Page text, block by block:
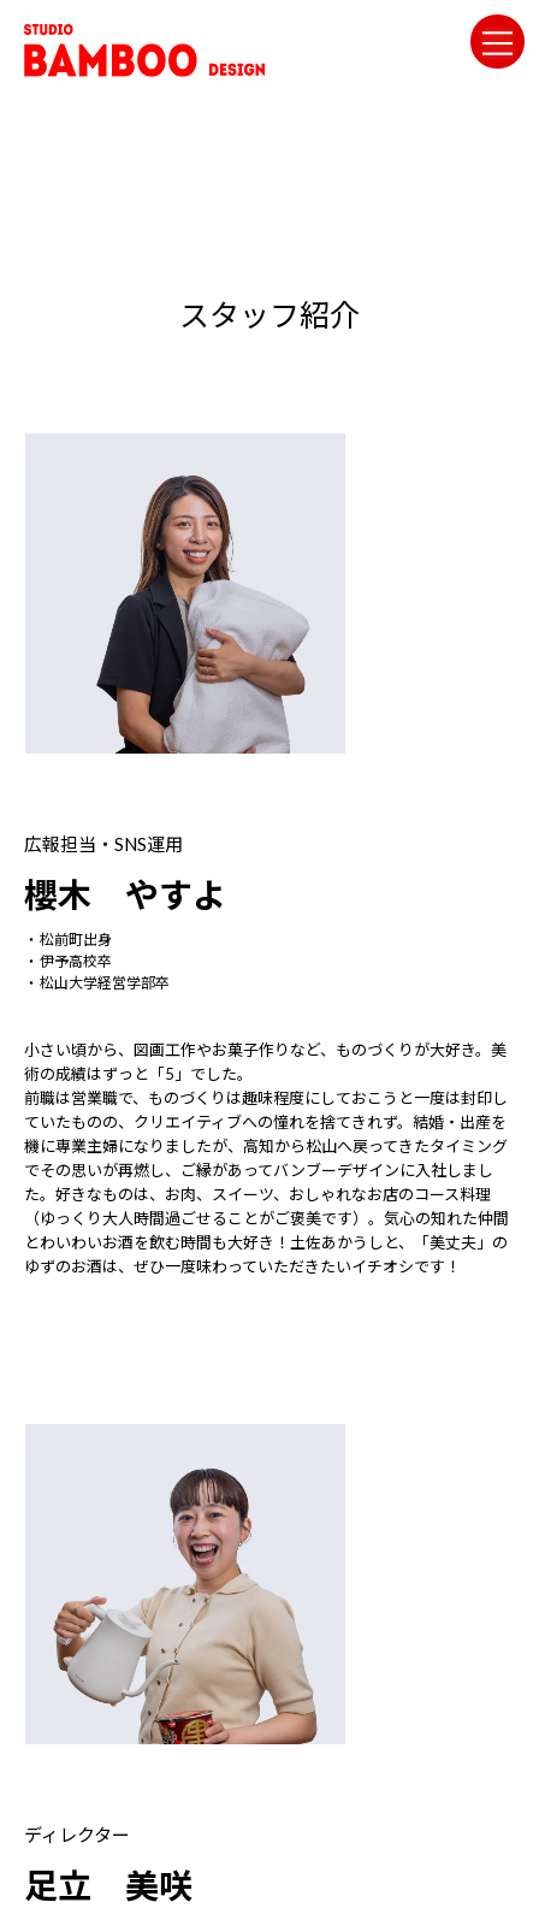
スタッフ紹介
広報担当・SNS運用
櫻木 やすよ
松前町出身
伊予高校卒
松山大学経営学部卒
小さい頃から、図画工作やお菓子作りなど、ものづくりが大好き。美
術の成績はずっと「5」でした。
前職は営業職で、ものづくりは趣味程度にしておこうと一度は封印し
ていたものの、クリエイティブへの憧れを捨てきれず。結婚・出産を
機に専業主婦になりましたが、高知から松山へ戻ってきたタイミング
でその思いが再燃し、ご縁があってバンブーデザインに入社しまし
た。好きなものは、お肉、スイーツ、おしゃれなお店のコース料理
（ゆっくり大人時間過ごせることがご褒美です）。気心の知れた仲間
とわいわいお酒を飲む時間も大好き！土佐あかうしと、「美丈夫」の
ゆずのお酒は、ぜひ一度味わっていただきたいイチオシです！
ディレクター
足立 美咲